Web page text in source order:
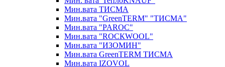
Мин.вата ТИСМА
Мин.вата "GreenTERM" "ТИСМА"
Мин.вата "PAROC"
Мин.вата "ROCКWOOL"
Мин.вата "ИЗОМИН"
Мин.вата GreenTERM ТИСМА
Мин.вата IZOVOL